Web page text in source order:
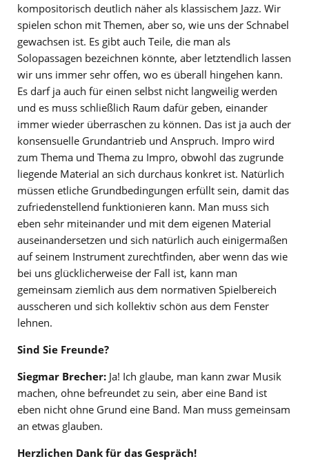
kompositorisch deutlich näher als klassischem Jazz. Wir
spielen schon mit Themen, aber so, wie uns der Schnabel
gewachsen ist. Es gibt auch Teile, die man als
Solopassagen bezeichnen könnte, aber letztendlich lassen
wir uns immer sehr offen, wo es überall hingehen kann.
Es darf ja auch für einen selbst nicht langweilig werden
und es muss schließlich Raum dafür geben, einander
immer wieder überraschen zu können. Das ist ja auch der
konsensuelle Grundantrieb und Anspruch. Impro wird
zum Thema und Thema zu Impro, obwohl das zugrunde
liegende Material an sich durchaus konkret ist. Natürlich
müssen etliche Grundbedingungen erfüllt sein, damit das
zufriedenstellend funktionieren kann. Man muss sich
eben sehr miteinander und mit dem eigenen Material
auseinandersetzen und sich natürlich auch einigermaßen
auf seinem Instrument zurechtfinden, aber wenn das wie
bei uns glücklicherweise der Fall ist, kann man
gemeinsam ziemlich aus dem normativen Spielbereich
ausscheren und sich kollektiv schön aus dem Fenster
lehnen.
Sind Sie Freunde?
Siegmar Brecher: Ja! Ich glaube, man kann zwar Musik
machen, ohne befreundet zu sein, aber eine Band ist
eben nicht ohne Grund eine Band. Man muss gemeinsam
an etwas glauben.
Herzlichen Dank für das Gespräch!